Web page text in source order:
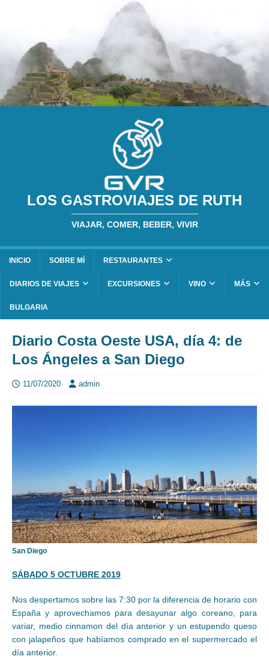
LOS GASTROVIAJES DE RUTH
VIAJAR, COMER, BEBER, VIVIR
INICIO SOBRE MÍ RESTAURANTES
DIARIOS DE VIAJES EXCURSIONES VINO MÁS
BULGARIA
Diario Costa Oeste USA, día 4: de
Los Ángeles a San Diego
11/07/2020 admin
San Diego
SÁBADO 5 OCTUBRE 2019
Nos despertamos sobre las 7:30 por la diferencia de horario con
España y aprovechamos para desayunar algo coreano, para
variar, medio cinnamon del día anterior y un estupendo queso
con jalapeños que habíamos comprado en el supermercado el
día anterior.